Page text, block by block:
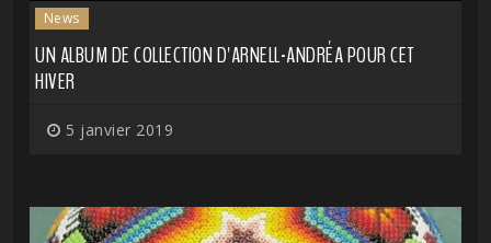
News
UN ALBUM DE COLLECTION D'ARNELL-ANDRÉA POUR CET
HIVER
5 janvier 2019